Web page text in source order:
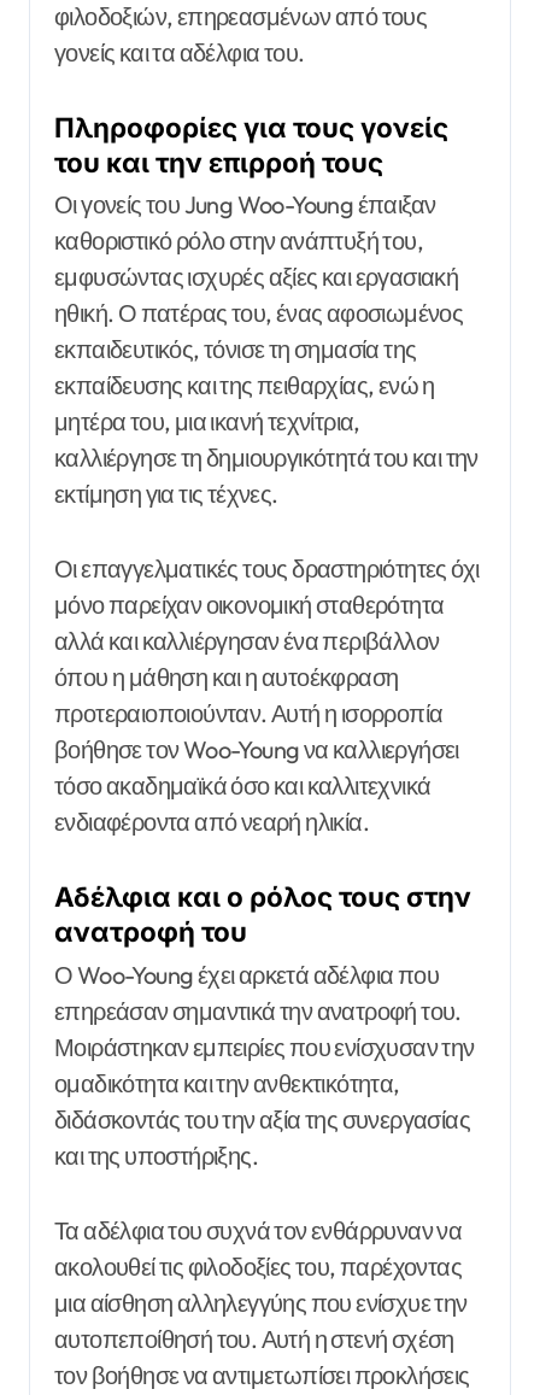
φιλοδοξιών, επηρεασμένων από τους
γονείς και τα αδέλφια του.
Πληροφορίες για τους γονείς
του και την επιρροή τους
Οι γονείς του Jung Woo-Young έπαιξαν
καθοριστικό ρόλο στην ανάπτυξή του,
εμφυσώντας ισχυρές αξίες και εργασιακή
ηθική. Ο πατέρας του, ένας αφοσιωμένος
εκπαιδευτικός, τόνισε τη σημασία της
εκπαίδευσης και της πειθαρχίας, ενώ η
μητέρα του, μια ικανή τεχνίτρια,
καλλιέργησε τη δημιουργικότητά του και την
εκτίμηση για τις τέχνες.
Οι επαγγελματικές τους δραστηριότητες όχι
μόνο παρείχαν οικονομική σταθερότητα
αλλά και καλλιέργησαν ένα περιβάλλον
όπου η μάθηση και η αυτοέκφραση
προτεραιοποιούνταν. Αυτή η ισορροπία
βοήθησε τον Woo-Young να καλλιεργήσει
τόσο ακαδημαϊκά όσο και καλλιτεχνικά
ενδιαφέροντα από νεαρή ηλικία.
Αδέλφια και ο ρόλος τους στην
ανατροφή του
Ο Woo-Young έχει αρκετά αδέλφια που
επηρεάσαν σημαντικά την ανατροφή του.
Μοιράστηκαν εμπειρίες που ενίσχυσαν την
ομαδικότητα και την ανθεκτικότητα,
διδάσκοντάς του την αξία της συνεργασίας
και της υποστήριξης.
Τα αδέλφια του συχνά τον ενθάρρυναν να
ακολουθεί τις φιλοδοξίες του, παρέχοντας
μια αίσθηση αλληλεγγύης που ενίσχυε την
αυτοπεποίθησή του. Αυτή η στενή σχέση
τον βοήθησε να αντιμετωπίσει προκλήσεις